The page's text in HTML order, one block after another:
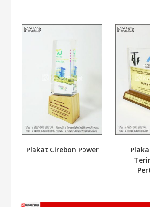
Plakat Cirebon Power